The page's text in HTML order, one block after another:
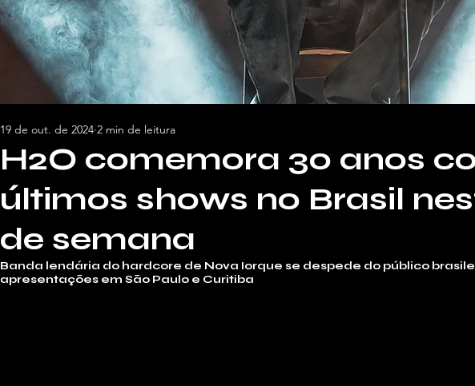
H2O comemora 30 anos
últimos shows no Brasil
de semana
19 de out. de 2024 2 min de leitura
Banda lendária do hardcore de Nova Iorque se despede do público
apresentações em São Paulo e Curitiba